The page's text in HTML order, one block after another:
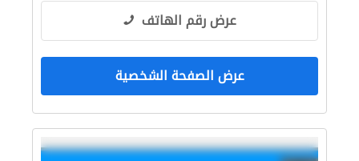
عرض رقم الهاتف
عرض الصفحة الشخصية